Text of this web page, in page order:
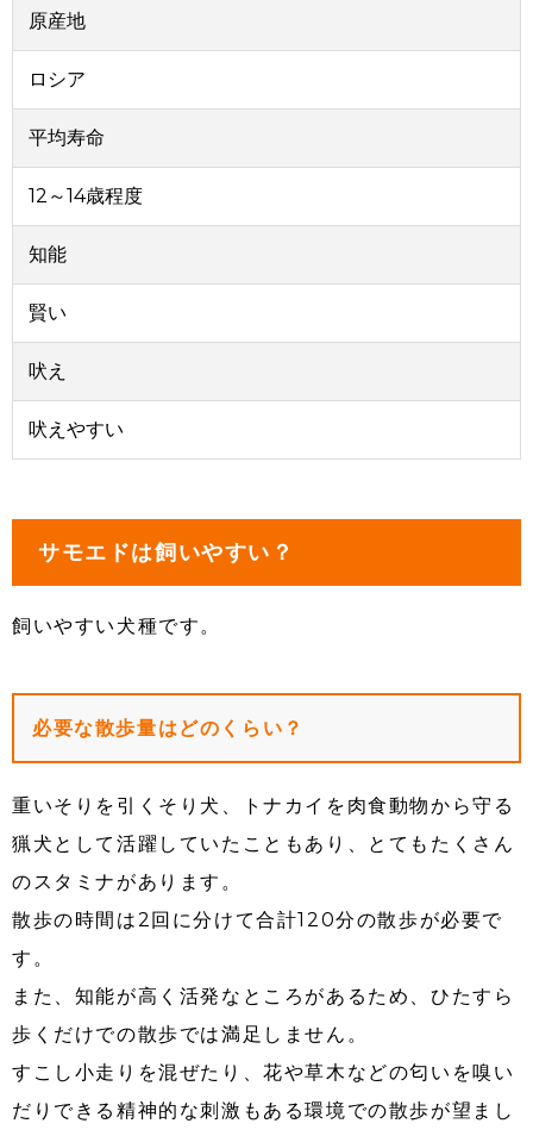
原産地
ロシア
平均寿命
12～14歳程度
知能
賢い
吠え
吠えやすい
サモエドは飼いやすい？
飼いやすい犬種です。
必要な散歩量はどのくらい？
重いそりを引くそり犬、トナカイを肉食動物から守る
猟犬として活躍していたこともあり、とてもたくさん
のスタミナがあります。
散歩の時間は2回に分けて合計120分の散歩が必要で
す。
また、知能が高く活発なところがあるため、ひたすら
歩くだけでの散歩では満足しません。
すこし小走りを混ぜたり、花や草木などの匂いを嗅い
だりできる精神的な刺激もある環境での散歩が望まし